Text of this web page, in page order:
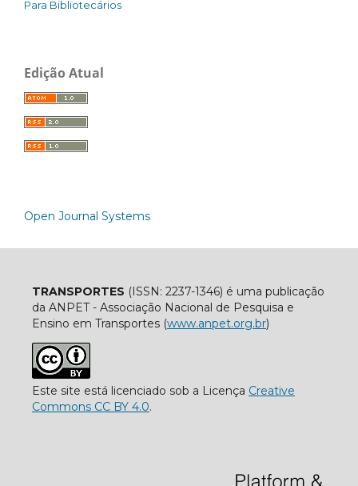
Para Bibliotecários
Edição Atual
Open Journal Systems
TRANSPORTES (ISSN: 2237-1346) é uma publicação
da ANPET - Associação Nacional de Pesquisa e
Ensino em Transportes (www.anpet.org.br)
Este site está licenciado sob a Licença Creative
Commons CC BY 4.0.